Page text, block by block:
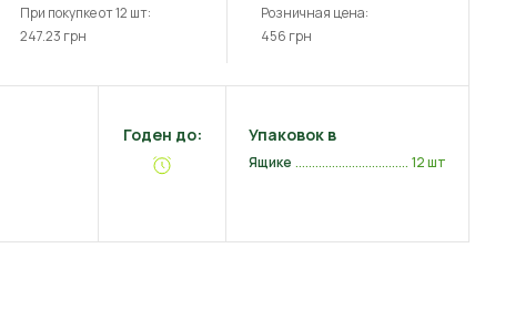
При покупке от 12 шт:
247.23 грн
Розничная цена:
456 грн
Годен до: Упаковок в
Ящике 12 шт